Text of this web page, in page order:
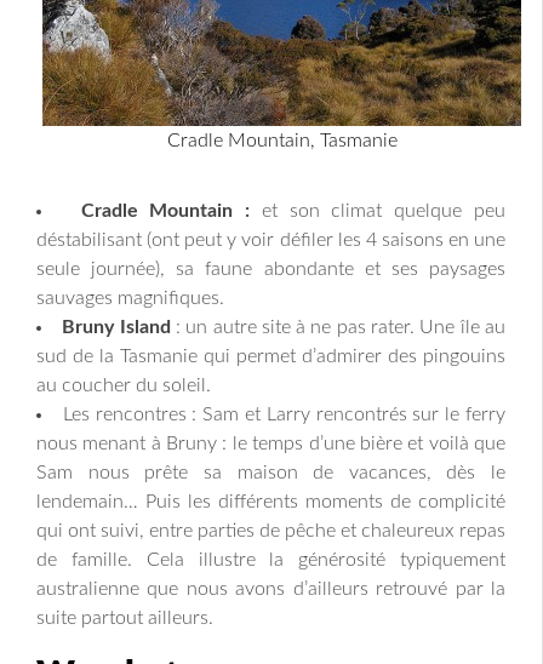
Cradle Mountain, Tasmanie
Cradle Mountain : et son climat quelque peu
déstabilisant (ont peut y voir défiler les 4 saisons en une
seule journée), sa faune abondante et ses paysages
sauvages magnifiques.
Bruny Island : un autre site à ne pas rater. Une île au
sud de la Tasmanie qui permet d’admirer des pingouins
au coucher du soleil.
Les rencontres : Sam et Larry rencontrés sur le ferry
nous menant à Bruny : le temps d’une bière et voilà que
Sam nous prête sa maison de vacances, dès le
lendemain… Puis les différents moments de complicité
qui ont suivi, entre parties de pêche et chaleureux repas
de famille. Cela illustre la générosité typiquement
australienne que nous avons d’ailleurs retrouvé par la
suite partout ailleurs.